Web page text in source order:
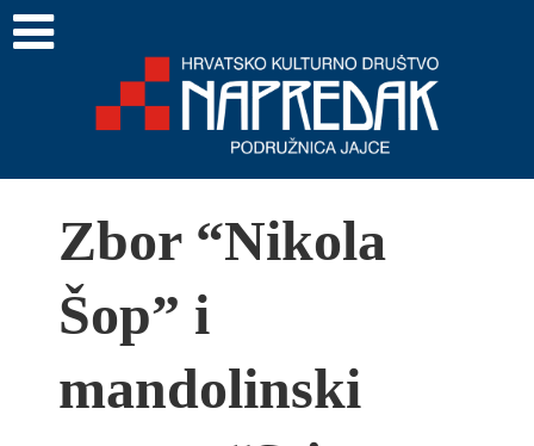
Zbor “Nikola
Šop” i
mandolinski